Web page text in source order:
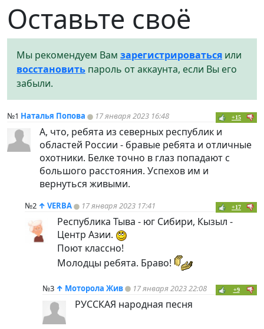
Оставьте своё
Мы рекомендуем Вам зарегистрироваться или
восстановить пароль от аккаунта, если Вы его
забыли.
№1 Наталья Попова 17 января 2023 16:48 +15
А, что, ребята из северных республик и
областей России - бравые ребята и отличные
охотники. Белке точно в глаз попадают с
большого расстояния. Успехов им и
вернуться живыми.
№2 ↑ VERBA 17 января 2023 17:41 +17
Республика Тыва - юг Сибири, Кызыл -
Центр Азии.
Поют классно!
Молодцы ребята. Браво!
№3 ↑ Моторола Жив 17 января 2023 22:08 +9
РУССКАЯ народная песня